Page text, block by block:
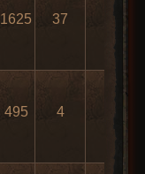
1625 37
495 4